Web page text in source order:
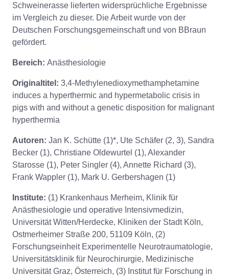
Schweinerasse lieferten widersprüchliche Ergebnisse
im Vergleich zu dieser. Die Arbeit wurde von der
Deutschen Forschungsgemeinschaft und von BBraun
gefördert.
Bereich: Anästhesiologie
Originaltitel: 3,4-Methylenedioxymethamphetamine
induces a hyperthermic and hypermetabolic crisis in
pigs with and without a genetic disposition for malignant
hyperthermia
Autoren: Jan K. Schütte (1)*, Ute Schäfer (2, 3), Sandra
Becker (1), Christiane Oldewurtel (1), Alexander
Starosse (1), Peter Singler (4), Annette Richard (3),
Frank Wappler (1), Mark U. Gerbershagen (1)
Institute: (1) Krankenhaus Merheim, Klinik für
Anästhesiologie und operative Intensivmedizin,
Universität Witten/Herdecke, Kliniken der Stadt Köln,
Ostmerheimer Straße 200, 51109 Köln, (2)
Forschungseinheit Experimentelle Neurotraumatologie,
Universitätsklinik für Neurochirurgie, Medizinische
Universität Graz, Österreich, (3) Institut für Forschung in